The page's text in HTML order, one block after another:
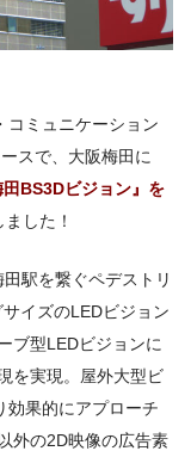
コミュニケーション
スで、大阪梅田に
BS3Dビジョン』を
した！
駅を繋ぐペデストリ
イズのLEDビジョン
ブ型LEDビジョンに
を実現。屋外大型ビ
効果的にアプローチ
外の2D映像の広告素